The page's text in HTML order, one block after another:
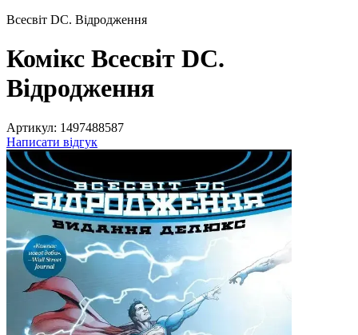
Всесвіт DC. Відродження
Комікс Всесвіт DC.
Відродження
Артикул: 1497488587
Написати відгук